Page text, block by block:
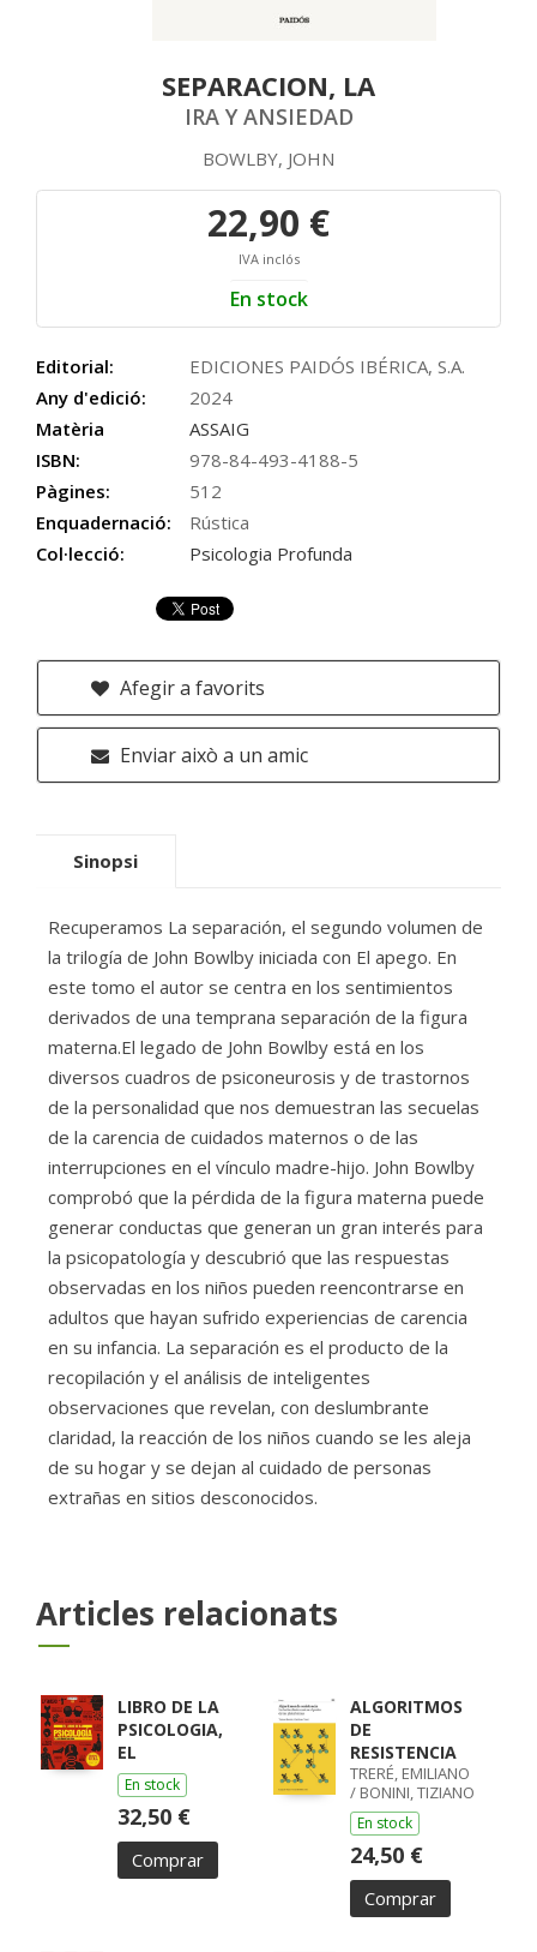
SEPARACION, LA
IRA Y ANSIEDAD
BOWLBY, JOHN
22,90 €
IVA inclós
En stock
Editorial:
EDICIONES PAIDÓS IBÉRICA, S.A.
Any d'edició:
2024
Matèria
ASSAIG
ISBN:
978-84-493-4188-5
Pàgines:
512
Enquadernació:
Rústica
Col·lecció:
Psicologia Profunda
Afegir a favorits
Enviar això a un amic
Sinopsi
Recuperamos La separación, el segundo volumen de
la trilogía de John Bowlby iniciada con El apego. En
este tomo el autor se centra en los sentimientos
derivados de una temprana separación de la figura
materna.El legado de John Bowlby está en los
diversos cuadros de psiconeurosis y de trastornos
de la personalidad que nos demuestran las secuelas
de la carencia de cuidados maternos o de las
interrupciones en el vínculo madre-hijo. John Bowlby
comprobó que la pérdida de la figura materna puede
generar conductas que generan un gran interés para
la psicopatología y descubrió que las respuestas
observadas en los niños pueden reencontrarse en
adultos que hayan sufrido experiencias de carencia
en su infancia. La separación es el producto de la
recopilación y el análisis de inteligentes
observaciones que revelan, con deslumbrante
claridad, la reacción de los niños cuando se les aleja
de su hogar y se dejan al cuidado de personas
extrañas en sitios desconocidos.
Articles relacionats
LIBRO DE LA
PSICOLOGIA,
EL
En stock
32,50 €
Comprar
ALGORITMOS
DE
RESISTENCIA
TRERÉ, EMILIANO
/ BONINI, TIZIANO
En stock
24,50 €
Comprar